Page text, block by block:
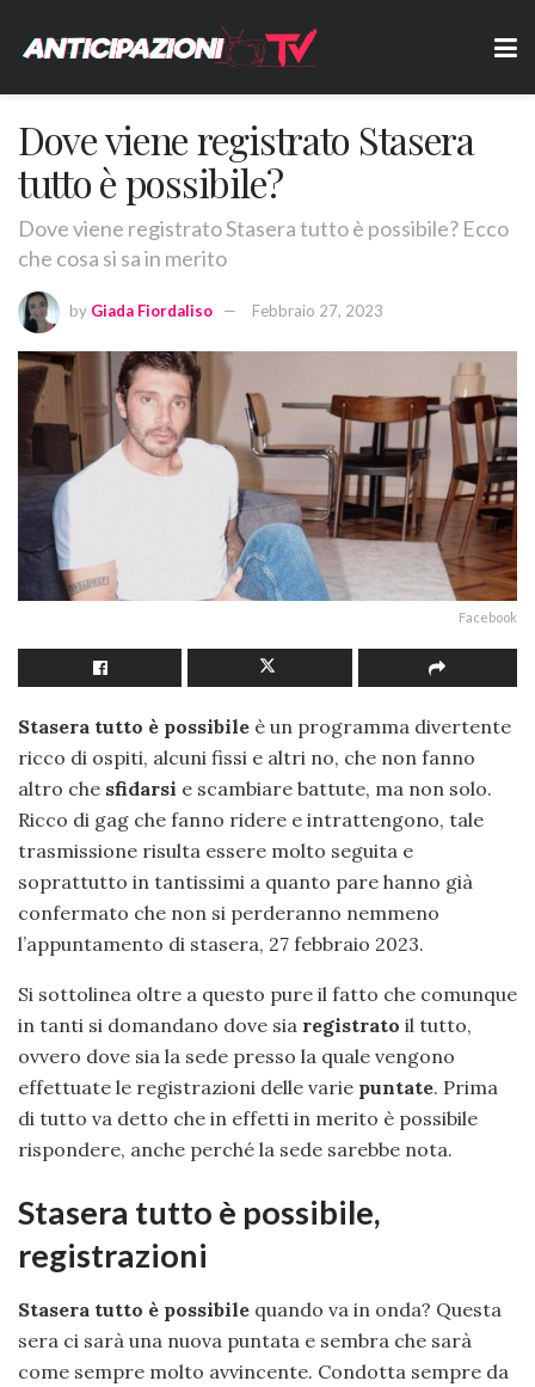
Dove viene registrato Stasera
tutto è possibile?
Dove viene registrato Stasera tutto è possibile? Ecco
che cosa si sa in merito
by Giada Fiordaliso Febbraio 27, 2023
Facebook
Stasera tutto è possibile è un programma divertente
ricco di ospiti, alcuni fissi e altri no, che non fanno
altro che sfidarsi e scambiare battute, ma non solo.
Ricco di gag che fanno ridere e intrattengono, tale
trasmissione risulta essere molto seguita e
soprattutto in tantissimi a quanto pare hanno già
confermato che non si perderanno nemmeno
l’appuntamento di stasera, 27 febbraio 2023.
Si sottolinea oltre a questo pure il fatto che comunque
in tanti si domandano dove sia registrato il tutto,
ovvero dove sia la sede presso la quale vengono
effettuate le registrazioni delle varie puntate. Prima
di tutto va detto che in effetti in merito è possibile
rispondere, anche perché la sede sarebbe nota.
Stasera tutto è possibile,
registrazioni
Stasera tutto è possibile quando va in onda? Questa
sera ci sarà una nuova puntata e sembra che sarà
come sempre molto avvincente. Condotta sempre da